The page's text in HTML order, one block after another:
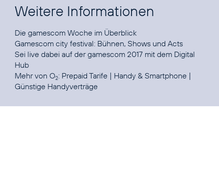
Weitere Informationen
Die gamescom Woche im Überblick
Gamescom city festival: Bühnen, Shows und Acts
Sei live dabei auf der gamescom 2017 mit dem Digital
Hub
Mehr von O2: Prepaid Tarife | Handy & Smartphone |
Günstige Handyverträge